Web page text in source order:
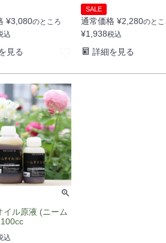
¥3,080のところ
込
見る
SALE
通常価格 ¥2,280のとこ
¥1,938税込
詳細を見る
イル原液 (ニーム
込